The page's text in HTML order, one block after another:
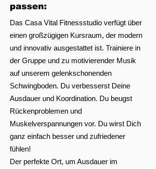
passen:
Das Casa Vital Fitnessstudio verfügt über
einen großzügigen Kursraum, der modern
und innovativ ausgestattet ist. Trainiere in
der Gruppe und zu motivierender Musik
auf unserem gelenkschonenden
Schwingboden. Du verbesserst Deine
Ausdauer und Koordination. Du beugst
Rückenproblemen und
Muskelverspannungen vor. Du wirst Dich
ganz einfach besser und zufriedener
fühlen!
Der perfekte Ort, um Ausdauer im